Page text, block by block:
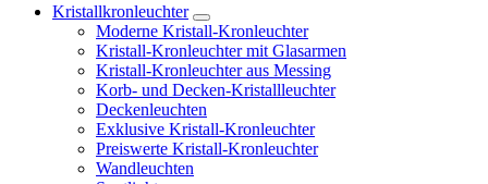
Kristallkronleuchter
Moderne Kristall-Kronleuchter
Kristall-Kronleuchter mit Glasarmen
Kristall-Kronleuchter aus Messing
Korb- und Decken-Kristallleuchter
Deckenleuchten
Exklusive Kristall-Kronleuchter
Preiswerte Kristall-Kronleuchter
Wandleuchten